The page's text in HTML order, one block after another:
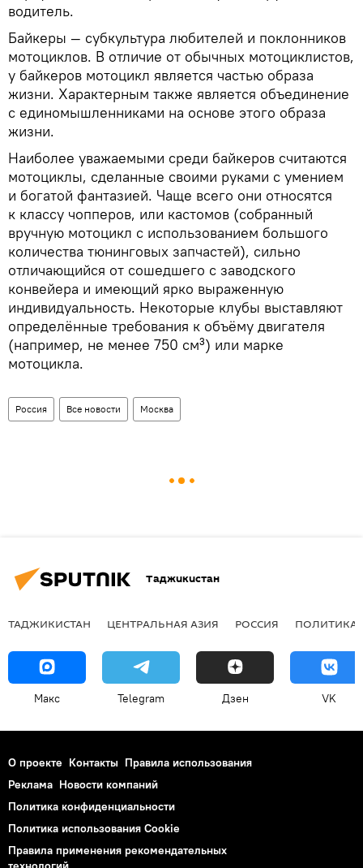
водитель.
Байкеры — субкультура любителей и поклонников
мотоциклов. В отличие от обычных мотоциклистов,
у байкеров мотоцикл является частью образа
жизни. Характерным также является объединение
с единомышленниками на основе этого образа
жизни.
Наиболее уважаемыми среди байкеров считаются
мотоциклы, сделанные своими руками с умением
и богатой фантазией. Чаще всего они относятся
к классу чопперов, или кастомов (собранный
вручную мотоцикл с использованием большого
количества тюнинговых запчастей), сильно
отличающийся от сошедшего с заводского
конвейера и имеющий ярко выраженную
индивидуальность. Некоторые клубы выставляют
определённые требования к объёму двигателя
(например, не менее 750 см³) или марке
мотоцикла.
Россия Все новости Москва
Таджикистан
ТАДЖИКИСТАН ЦЕНТРАЛЬНАЯ АЗИЯ РОССИЯ ПОЛИТИКА
Макс Telegram Дзен VK
О проекте Контакты Правила использования
Реклама Новости компаний
Политика конфиденциальности
Политика использования Cookie
Правила применения рекомендательных